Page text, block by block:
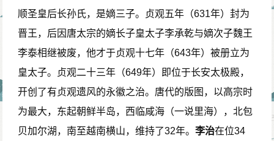
顺圣皇后长孙氏，是嫡三子。贞观五年（631年）封为
晋王，后因唐太宗的嫡长子皇太子李承乾与嫡次子魏王
李泰相继被废，他才于贞观十七年（643年）被册立为
皇太子。贞观二十三年（649年）即位于长安太极殿，
开创了有贞观遗风的永徽之治。唐代的版图，以高宗时
为最大，东起朝鲜半岛，西临咸海（一说里海），北包
贝加尔湖，南至越南横山，维持了32年。李治在位34